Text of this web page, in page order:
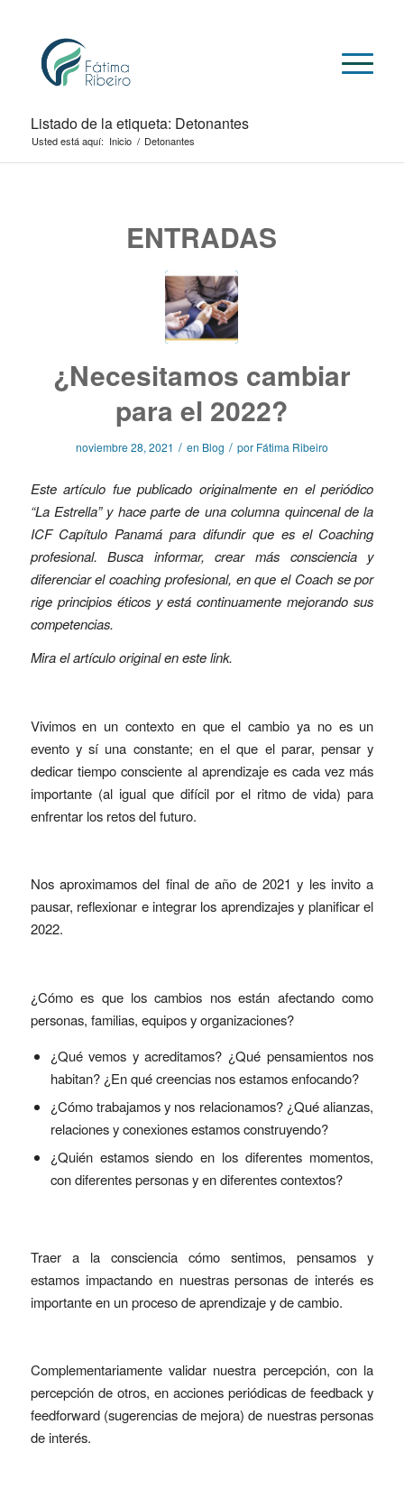
Listado de la etiqueta: Detonantes
Usted está aquí: Inicio / Detonantes
ENTRADAS
¿Necesitamos cambiar
para el 2022?
noviembre 28, 2021 / en Blog / por Fátima Ribeiro
Este artículo fue publicado originalmente en el periódico
“La Estrella” y hace parte de una columna quincenal de la
ICF Capítulo Panamá para difundir que es el Coaching
profesional. Busca informar, crear más consciencia y
diferenciar el coaching profesional, en que el Coach se por
rige principios éticos y está continuamente mejorando sus
competencias.
Mira el artículo original en estelink.
Vivimos en un contexto en que el cambio ya no es un
evento y sí una constante; en el que el parar, pensar y
dedicar tiempo consciente al aprendizaje es cada vez más
importante (al igual que difícil por el ritmo de vida) para
enfrentar los retos del futuro.
Nos aproximamos del final de año de 2021 y les invito a
pausar, reflexionar e integrar los aprendizajes y planificar el
2022.
¿Cómo es que los cambios nos están afectando como
personas, familias, equipos y organizaciones?
¿Qué vemos y acreditamos? ¿Qué pensamientos nos
habitan? ¿En qué creencias nos estamos enfocando?
¿Cómo trabajamos y nos relacionamos? ¿Qué alianzas,
relaciones y conexiones estamos construyendo?
¿Quién estamos siendo en los diferentes momentos,
con diferentes personas y en diferentes contextos?
Traer a la consciencia cómo sentimos, pensamos y
estamos impactando en nuestras personas de interés es
importante en un proceso de aprendizaje y de cambio.
Complementariamente validar nuestra percepción, con la
percepción de otros, en acciones periódicas de feedback y
feedforward (sugerencias de mejora) de nuestras personas
de interés.